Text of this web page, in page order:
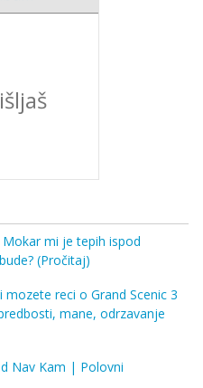
Mokar mi je tepih ispod
(Pročitaj)
reci o Grand Scenic 3
mane, odrzavanje
Nav Kam | Polovni